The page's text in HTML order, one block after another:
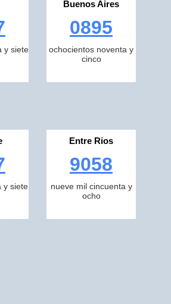
y siete
Buenos Aires
0895
ochocientos noventa y
cinco
y siete
Entre Rios
9058
nueve mil cincuenta y
ocho